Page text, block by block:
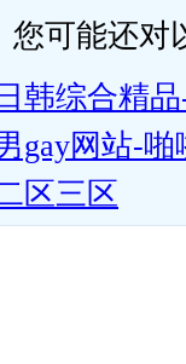
可能还对
韩综合精
gay网站-
区三区